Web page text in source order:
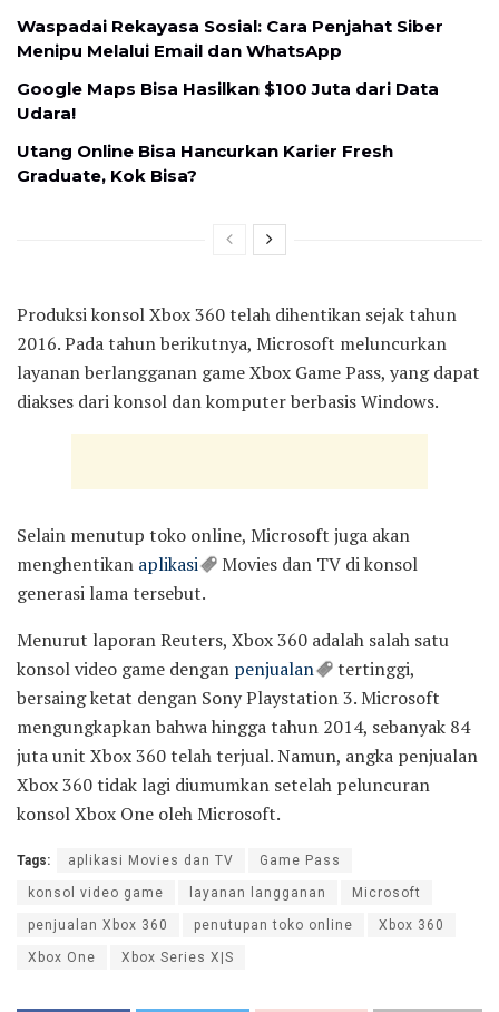
Waspadai Rekayasa Sosial: Cara Penjahat Siber
Menipu Melalui Email dan WhatsApp
Google Maps Bisa Hasilkan $100 Juta dari Data
Udara!
Utang Online Bisa Hancurkan Karier Fresh
Graduate, Kok Bisa?
Produksi konsol Xbox 360 telah dihentikan sejak tahun
2016. Pada tahun berikutnya, Microsoft meluncurkan
layanan berlangganan game Xbox Game Pass, yang dapat
diakses dari konsol dan komputer berbasis Windows.
Selain menutup toko online, Microsoft juga akan
menghentikan aplikasi
Movies dan TV di konsol
generasi lama tersebut.
Menurut laporan Reuters, Xbox 360 adalah salah satu
konsol video game dengan penjualan
tertinggi,
bersaing ketat dengan Sony Playstation 3. Microsoft
mengungkapkan bahwa hingga tahun 2014, sebanyak 84
juta unit Xbox 360 telah terjual. Namun, angka penjualan
Xbox 360 tidak lagi diumumkan setelah peluncuran
konsol Xbox One oleh Microsoft.
Tags: aplikasi Movies dan TV Game Pass
konsol video game layanan langganan Microsoft
penjualan Xbox 360 penutupan toko online Xbox 360
Xbox One Xbox Series X|S